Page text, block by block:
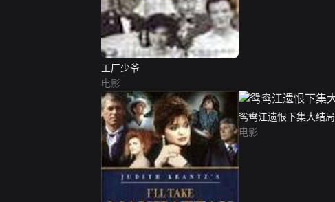
工厂少爷
电影
鸳鸯江遗恨下集大结局
电影